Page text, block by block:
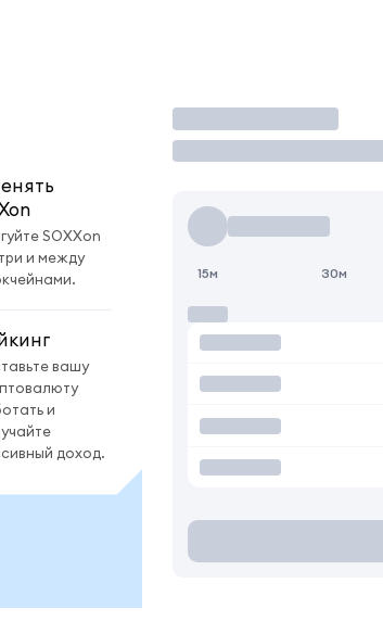
SOXXon
и между
вашу
и
доход.
Торговать
15м 30м